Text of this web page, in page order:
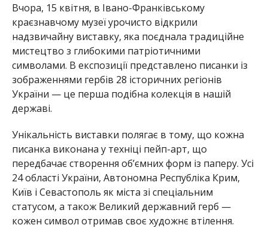
Вчора, 15 квітня, в Івано-Франківському
краєзнавчому музеї урочисто відкрили
надзвичайну виставку, яка поєднала традиційне
мистецтво з глибокими патріотичними
символами. В експозиції представлено писанки із
зображеннями гербів 28 історичних регіонів
України — це перша подібна колекція в нашій
державі.
Унікальність виставки полягає в тому, що кожна
писанка виконана у техніці пейп-арт, що
передбачає створення об’ємних форм із паперу. Усі
24 області України, Автономна Республіка Крим,
Київ і Севастополь як міста зі спеціальним
статусом, а також Великий державний герб —
кожен символ отримав своє художнє втілення.